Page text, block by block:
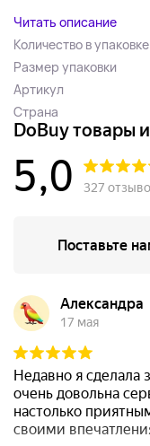
Читать описание
Количество в упаковке
Размер упаковки
Артикул
Страна